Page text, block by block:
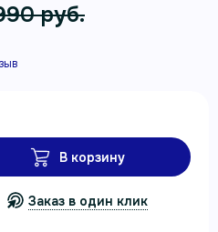
руб.
В корзину
Заказ в один клик